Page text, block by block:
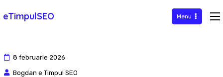
eTimpulSEO Menu
8 februarie 2026
Bogdan e Timpul SEO